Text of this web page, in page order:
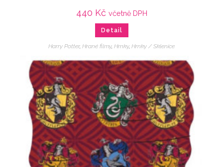
440 Kč včetně DPH
Detail
Harry Potter, Hrané filmy, Hrnky, Hrnky / Sklenice